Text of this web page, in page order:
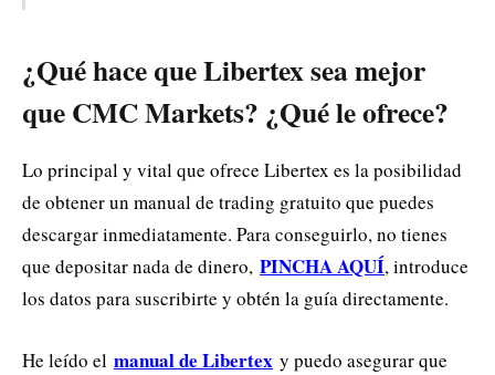
¿Qué hace que Libertex sea mejor
que CMC Markets? ¿Qué le ofrece?
Lo principal y vital que ofrece Libertex es la posibilidad
de obtener un manual de trading gratuito que puedes
descargar inmediatamente. Para conseguirlo, no tienes
que depositar nada de dinero, PINCHA AQUÍ, introduce
los datos para suscribirte y obtén la guía directamente.
He leído el manual de Libertex y puedo asegurar que